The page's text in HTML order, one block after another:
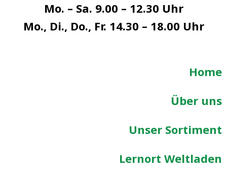
Mo. – Sa. 9.00 – 12.30 Uhr
Mo., Di., Do., Fr. 14.30 – 18.00 Uhr
Home
Über uns
Unser Sortiment
Lernort Weltladen